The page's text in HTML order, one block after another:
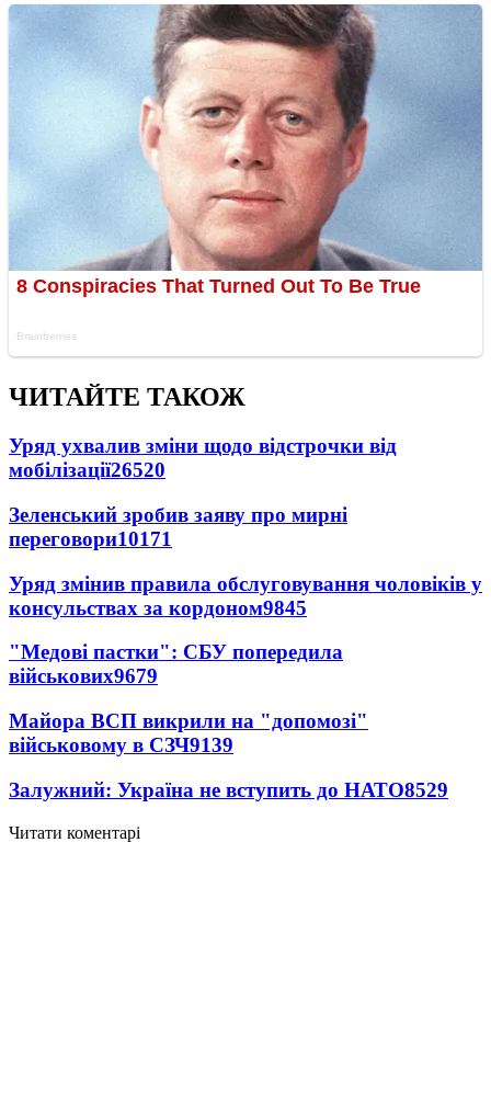
ЧИТАЙТЕ ТАКОЖ
Уряд ухвалив зміни щодо відстрочки від
мобілізації26520
Зеленський зробив заяву про мирні
переговори10171
Уряд змінив правила обслуговування чоловіків у
консульствах за кордоном9845
"Медові пастки": СБУ попередила
військових9679
Майора ВСП викрили на "допомозі"
військовому в СЗЧ9139
Залужний: Україна не вступить до НАТО8529
Читати коментарі